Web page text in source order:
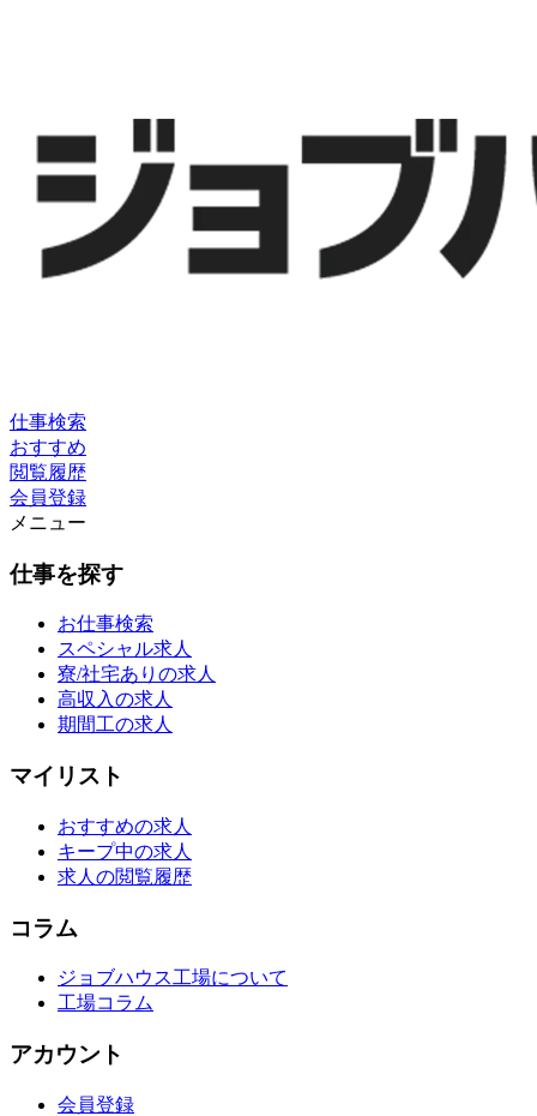
仕事検索
おすすめ
閲覧履歴
会員登録
メニュー
仕事を探す
お仕事検索
スペシャル求人
寮/社宅ありの求人
高収入の求人
期間工の求人
マイリスト
おすすめの求人
キープ中の求人
求人の閲覧履歴
コラム
ジョブハウス工場について
工場コラム
アカウント
会員登録